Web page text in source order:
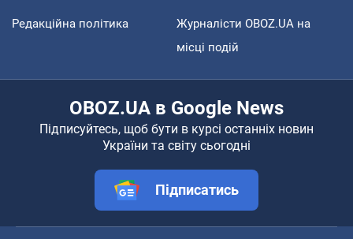
Редакційна політика
Журналісти OBOZ.UA на
місці подій
OBOZ.UA в Google News
Підписуйтесь, щоб бути в курсі останніх новин
України та світу сьогодні
Підписатись